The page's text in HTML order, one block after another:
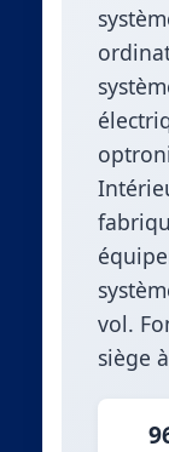
vol.
siège